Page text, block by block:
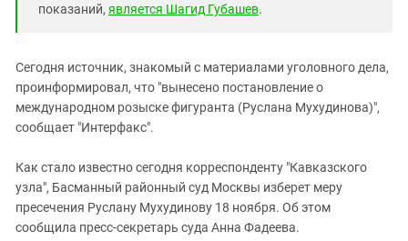
показаний, является Шагид Губашев.
Сегодня источник, знакомый с материалами уголовного дела,
проинформировал, что "вынесено постановление о
международном розыске фигуранта (Руслана Мухудинова)",
сообщает "Интерфакс".
Как стало известно сегодня корреспонденту "Кавказского
узла", Басманный районный суд Москвы изберет меру
пресечения Руслану Мухудинову 18 ноября. Об этом
сообщила пресс-секретарь суда Анна Фадеева.